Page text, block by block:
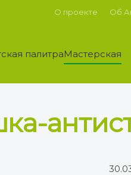
О проекте Об
палитраМастерская